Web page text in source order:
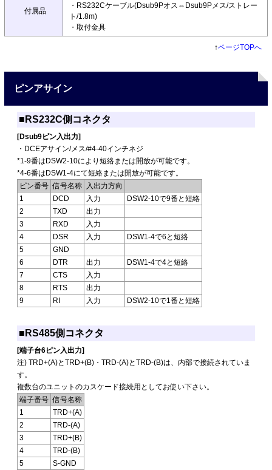
付属品
・RS232Cケーブル(Dsub9Pオス⇔Dsub9Pメス/ストレー
ト/1.8m)
・取付金具
↑ページTOPへ
ピンアサイン
■RS232C側コネクタ
[Dsub9ピン入出力]
・DCEアサイン/メス/#4-40インチネジ
*1-9番はDSW2-10により短絡または開放が可能です。
*4-6番はDSW1-4にて短絡または開放が可能です。
ピン番号 信号名称
入出力方向
1
DCD 入力
DSW2-10で9番と短絡
2
TXD
出力
3
RXD
入力
4
DSR 入力
DSW1-4で6と短絡
5
GND
6
DTR 出力
DSW1-4で4と短絡
7
CTS
入力
8
RTS
出力
9
RI 入力 DSW2-10で1番と短絡
■RS485側コネクタ
[端子台6ピン入出力]
注) TRD+(A)とTRD+(B)・TRD-(A)とTRD-(B)は、内部で接続されていま
す。
複数台のユニットのカスケード接続用としてお使い下さい。
端子番号 信号名称
1
TRD+(A)
2
TRD-(A)
3
TRD+(B)
4
TRD-(B)
5
S-GND